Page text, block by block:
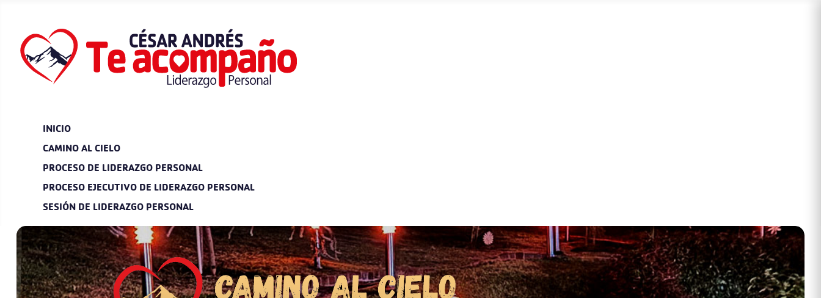
INICIO
CAMINO AL CIELO
PROCESO DE LIDERAZGO PERSONAL
PROCESO EJECUTIVO DE LIDERAZGO PERSONAL
SESIÓN DE LIDERAZGO PERSONAL